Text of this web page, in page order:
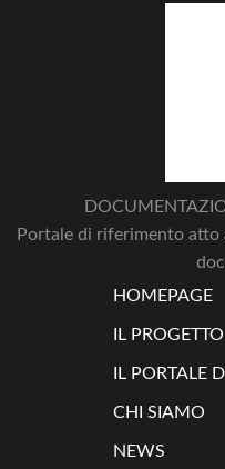
Portale di riferimento atto
HOMEPAGE
IL PROGETTO
IL PORTALE
CHI SIAMO
NEWS